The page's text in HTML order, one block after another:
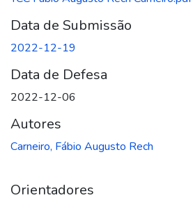
Data de Submissão
2022-12-19
Data de Defesa
2022-12-06
Autores
Carneiro, Fábio Augusto Rech
Orientadores